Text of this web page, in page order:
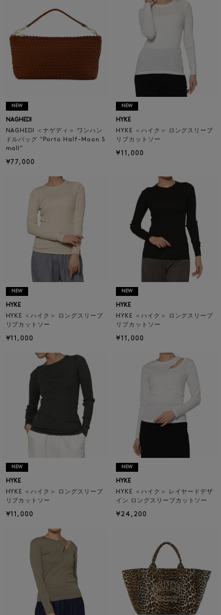
NEW
NAGHEDI
NAGHEDI ＜ナゲディ＞ ワンハン
ドルバッグ “Porto Half-Moon S
mall“
¥77,000
NEW
HYKE
HYKE ＜ハイク＞ ロングスリーブ
リブカットソー
¥11,000
NEW
HYKE
HYKE ＜ハイク＞ ロングスリーブ
リブカットソー
¥11,000
NEW
HYKE
HYKE ＜ハイク＞ ロングスリーブ
リブカットソー
¥11,000
NEW
HYKE
HYKE ＜ハイク＞ ロングスリーブ
リブカットソー
¥11,000
NEW
HYKE
HYKE ＜ハイク＞ レイヤードデザ
イン ロングスリーブカットソー
¥24,200